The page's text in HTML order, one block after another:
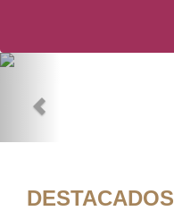
DESTACADOS